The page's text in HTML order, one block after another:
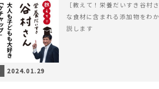
［教えて！栄養だいすき谷村
な食材に含まれる添加物をわ
説します
2024.01.29